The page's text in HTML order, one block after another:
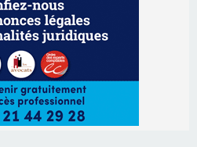
producteurs à Cruculi le
A Nuciola organise une